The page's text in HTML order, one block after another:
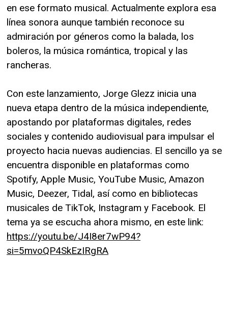
en ese formato musical. Actualmente explora esa
línea sonora aunque también reconoce su
admiración por géneros como la balada, los
boleros, la música romántica, tropical y las
rancheras.
Con este lanzamiento, Jorge Glezz inicia una
nueva etapa dentro de la música independiente,
apostando por plataformas digitales, redes
sociales y contenido audiovisual para impulsar el
proyecto hacia nuevas audiencias. El sencillo ya se
encuentra disponible en plataformas como
Spotify, Apple Music, YouTube Music, Amazon
Music, Deezer, Tidal, así como en bibliotecas
musicales de TikTok, Instagram y Facebook. El
tema ya se escucha ahora mismo, en este link:
https://youtu.be/J4I8er7wP94?
si=5mvoQP4SkEzIRgRA